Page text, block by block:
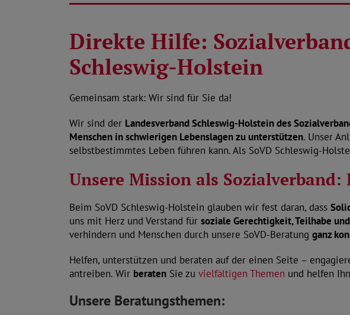
Direkte Hilfe:
Schleswig-Holstein
Gemeinsam stark: Wir sind für Sie da!
Wir sind der Landesverband Schleswig-Holstein des
Menschen in schwierigen Lebenslagen zu unterstützen. Unser
selbstbestimmtes Leben führen kann. Als SoVD Schleswig-
Unsere Mission als
Beim SoVD Schleswig-Holstein glauben wir fest daran, dass
uns mit Herz und Verstand für soziale Gerechtigkeit, Teilhabe
verhindern und Menschen durch unsere SoVD-Beratung ganz
Helfen, unterstützen und beraten auf der einen Seite –
antreiben. Wir beraten Sie zu vielfältigen Themen und helfen
Unsere Beratungsthemen: